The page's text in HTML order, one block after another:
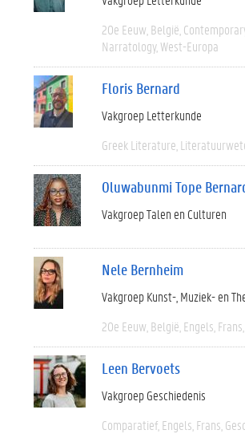
20e Eeuw België
Narratology West-Europa
Floris Bernard
Vakgroep Letterkunde
Greek Literature
Oluwabunmi Tope
Vakgroep Talen en Culturen
Nele Bernheim
Vakgroep Kunst-, Muziek- en
20e Eeuw België Engels Frans
Leen Bervoets
Vakgroep Geschiedenis
Comparatief Engels Frans